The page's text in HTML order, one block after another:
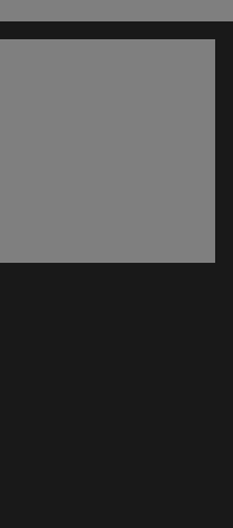
nueva ventana)
nueva ventana)